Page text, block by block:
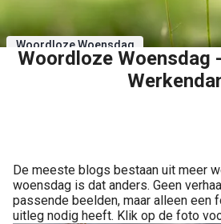
Woordloze Woensdag
Woordloze Woensdag
De meeste blogs bestaan uit meer
woensdag is dat anders. Geen
passende beelden, maar alleen een
uitleg nodig heeft. Klik op de foto